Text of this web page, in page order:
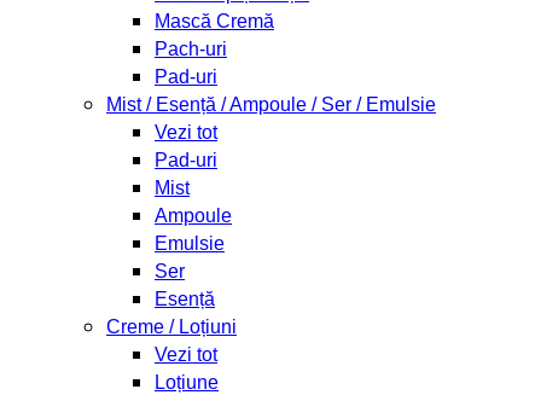
Mască Cremă
Pach-uri
Pad-uri
Mist / Esență / Ampoule / Ser / Emulsie
Vezi tot
Pad-uri
Mist
Ampoule
Emulsie
Ser
Esență
Creme / Loțiuni
Vezi tot
Loțiune